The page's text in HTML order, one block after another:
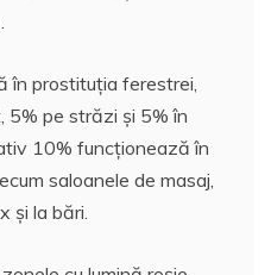
în prostituția ferestrei,
5% pe străzi și 5% în
10% funcționează în
saloanele de masaj,
și la bări.